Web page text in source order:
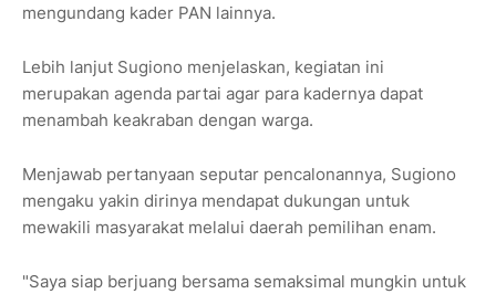
mengundang kader PAN lainnya.
Lebih lanjut Sugiono menjelaskan, kegiatan ini
merupakan agenda partai agar para kadernya dapat
menambah keakraban dengan warga.
Menjawab pertanyaan seputar pencalonannya, Sugiono
mengaku yakin dirinya mendapat dukungan untuk
mewakili masyarakat melalui daerah pemilihan enam.
"Saya siap berjuang bersama semaksimal mungkin untuk